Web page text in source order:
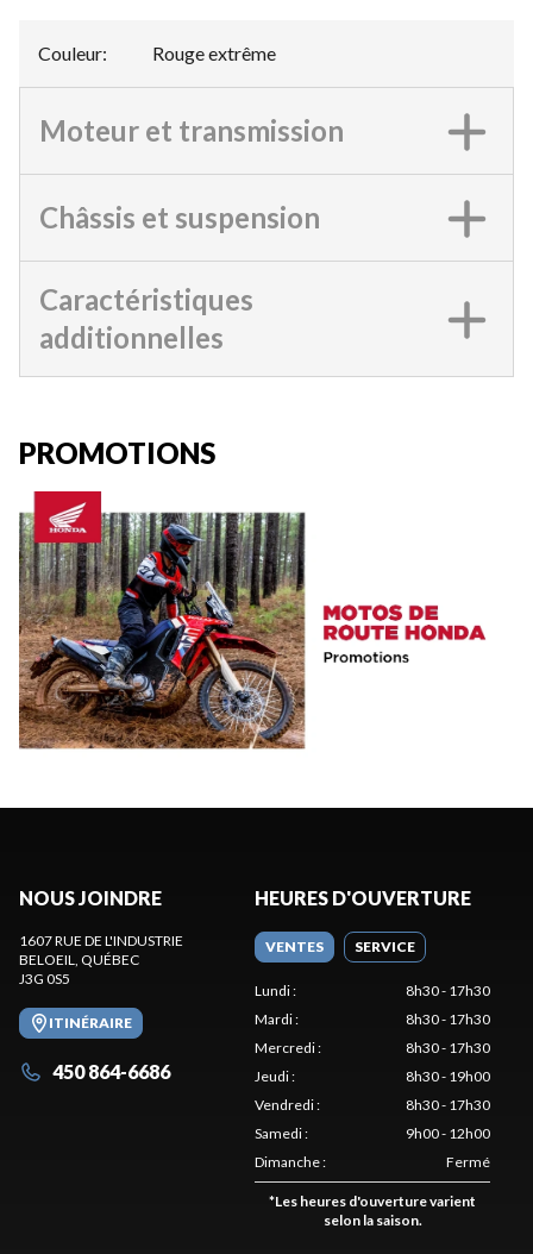
Couleur: Rouge extrême
Moteur et transmission
Châssis et suspension
Caractéristiques
additionnelles
PROMOTIONS
NOUS JOINDRE
1607 RUE DE L'INDUSTRIE
BELOEIL, QUÉBEC
J3G 0S5
ITINÉRAIRE
450 864-6686
HEURES D'OUVERTURE
VENTES SERVICE
Lundi:
8h30 - 17h30
Mardi:
8h30 - 17h30
Mercredi:
8h30 - 17h30
Jeudi:
8h30 - 19h00
Vendredi:
8h30 - 17h30
Samedi:
9h00 - 12h00
Dimanche: Fermé
*Les heures d'ouverture varient
selon la saison.